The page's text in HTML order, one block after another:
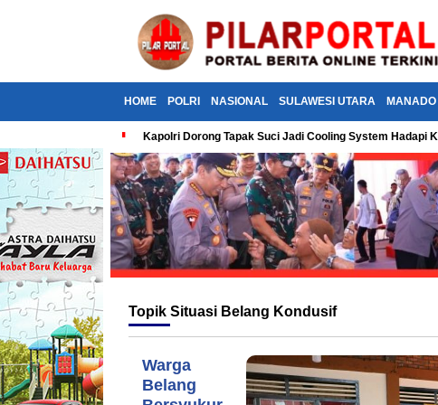
HOME POLRI NASIONAL SULAWESI UTARA MANADO
Kapolri Dorong Tapak Suci Jadi Cooling System Hadapi
Topik Situasi Belang Kondusif
Warga
Belang